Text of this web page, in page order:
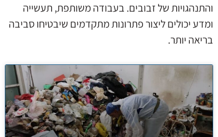
והתנהגויות של זבובים. בעבודה משותפת, תעשייה
ומדע יכולים ליצור פתרונות מתקדמים שיבטיחו סביבה
בריאה יותר.